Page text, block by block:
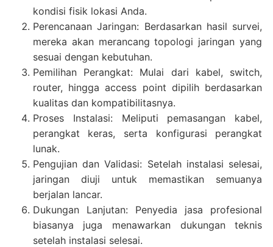
kondisi fisik lokasi Anda.
Perencanaan Jaringan: Berdasarkan hasil survei,
mereka akan merancang topologi jaringan yang
sesuai dengan kebutuhan.
Pemilihan Perangkat: Mulai dari kabel, switch,
router, hingga access point dipilih berdasarkan
kualitas dan kompatibilitasnya.
Proses Instalasi: Meliputi pemasangan kabel,
perangkat keras, serta konfigurasi perangkat
lunak.
Pengujian dan Validasi: Setelah instalasi selesai,
jaringan diuji untuk memastikan semuanya
berjalan lancar.
Dukungan Lanjutan: Penyedia jasa profesional
biasanya juga menawarkan dukungan teknis
setelah instalasi selesai.